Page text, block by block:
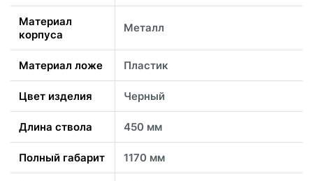
Материал
корпуса
Металл
Материал ложе Пластик
Цвет изделия Черный
Длина ствола 450 мм
Полный габарит 1170 мм